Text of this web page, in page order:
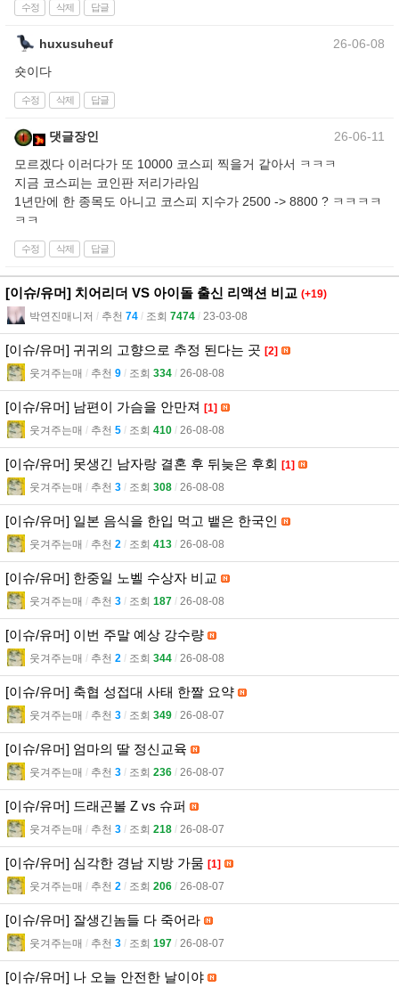
수정 삭제 답글
huxusuheuf
26-06-08
숏이다
수정 삭제 답글
댓글장인
26-06-11
모르겠다 이러다가 또 10000 코스피 찍을거 같아서 ㅋㅋㅋ
지금 코스피는 코인판 저리가라임
1년만에 한 종목도 아니고 코스피 지수가 2500 -> 8800 ? ㅋㅋㅋㅋ
ㅋㅋ
수정 삭제 답글
[이슈/유머] 치어리더 VS 아이돌 출신 리액션 비교 (+19)
박연진매니저 l 추천 74 l 조회 7474 l 23-03-08
[이슈/유머] 귀귀의 고향으로 추정 된다는 곳 [2]
웃겨주는매 l 추천 9 l 조회 334 l 26-08-08
[이슈/유머] 남편이 가슴을 안만져 [1]
웃겨주는매 l 추천 5 l 조회 410 l 26-08-08
[이슈/유머] 못생긴 남자랑 결혼 후 뒤늦은 후회 [1]
웃겨주는매 l 추천 3 l 조회 308 l 26-08-08
[이슈/유머] 일본 음식을 한입 먹고 뱉은 한국인
웃겨주는매 l 추천 2 l 조회 413 l 26-08-08
[이슈/유머] 한중일 노벨 수상자 비교
웃겨주는매 l 추천 3 l 조회 187 l 26-08-08
[이슈/유머] 이번 주말 예상 강수량
웃겨주는매 l 추천 2 l 조회 344 l 26-08-08
[이슈/유머] 축협 성접대 사태 한짤 요약
웃겨주는매 l 추천 3 l 조회 349 l 26-08-07
[이슈/유머] 엄마의 딸 정신교육
웃겨주는매 l 추천 3 l 조회 236 l 26-08-07
[이슈/유머] 드래곤볼 Z vs 슈퍼
웃겨주는매 l 추천 3 l 조회 218 l 26-08-07
[이슈/유머] 심각한 경남 지방 가뭄 [1]
웃겨주는매 l 추천 2 l 조회 206 l 26-08-07
[이슈/유머] 잘생긴놈들 다 죽어라
웃겨주는매 l 추천 3 l 조회 197 l 26-08-07
[이슈/유머] 나 오늘 안전한 날이야